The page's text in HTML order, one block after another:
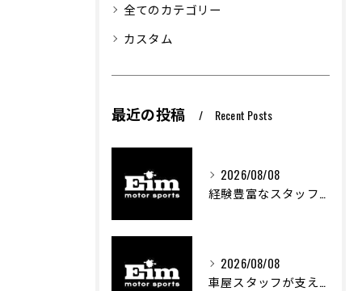
全てのカテゴリー
カスタム
最近の投稿 Recent Posts
2026/08/08
経験豊富なスタッフが創る車屋の魅力と技術
2026/08/08
車屋スタッフが支える車両カスタムの魅力と技術進化